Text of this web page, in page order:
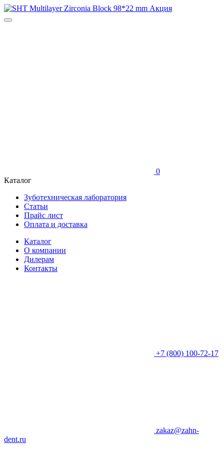
0
Каталог
Зуботехническая лаборатория
Статьи
Прайс лист
Оплата и доставка
Каталог
О компании
Дилерам
Контакты
+7 (800) 100-72-17
zakaz@zahn-
dent.ru